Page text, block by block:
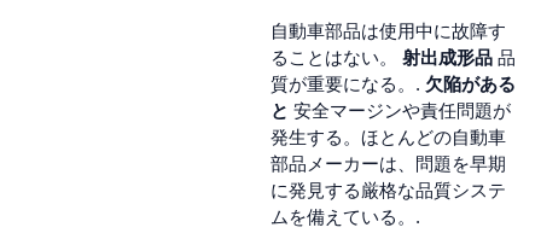
自動車部品は使用中に故障す
ることはない。 射出成形品 品
質が重要になる。. 欠陥がある
と 安全マージンや責任問題が
発生する。ほとんどの自動車
部品メーカーは、問題を早期
に発見する厳格な品質システ
ムを備えている。.